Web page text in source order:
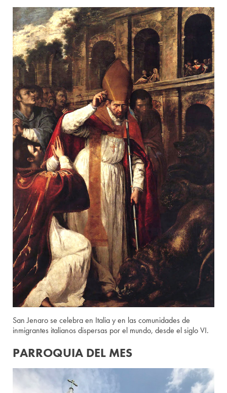
San Jenaro se celebra en Italia y en las comunidades de
inmigrantes italianos dispersas por el mundo, desde el siglo VI.
PARROQUIA DEL MES